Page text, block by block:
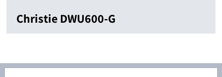
Christie DWU600-G